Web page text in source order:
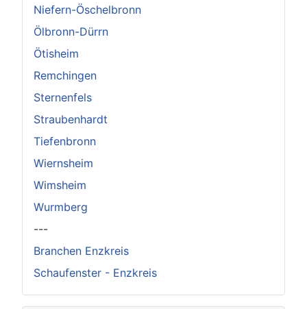
Niefern-Öschelbronn
Ölbronn-Dürrn
Ötisheim
Remchingen
Sternenfels
Straubenhardt
Tiefenbronn
Wiernsheim
Wimsheim
Wurmberg
---
Branchen Enzkreis
Schaufenster - Enzkreis